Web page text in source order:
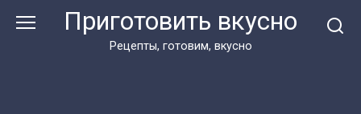
Приготовить вкусно
Рецепты, готовим, вкусно